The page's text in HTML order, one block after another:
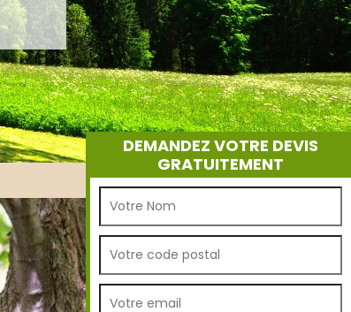
DEMANDEZ VOTRE DEVIS
GRATUITEMENT